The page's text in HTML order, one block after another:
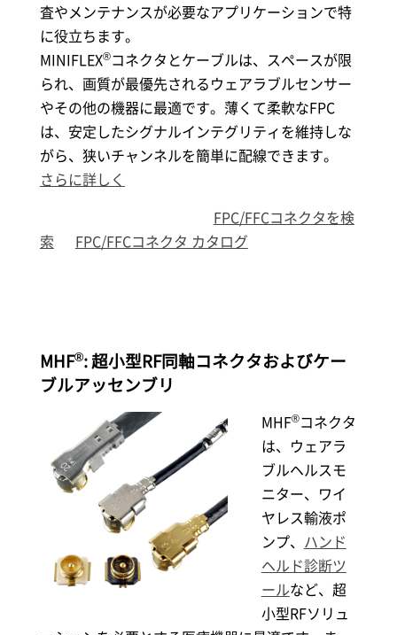
査やメンテナンスが必要なアプリケーションで特
に役立ちます。
MINIFLEX®コネクタとケーブルは、スペースが限
られ、画質が最優先されるウェアラブルセンサー
やその他の機器に最適です。薄くて柔軟なFPC
は、安定したシグナルインテグリティを維持しな
がら、狭いチャンネルを簡単に配線できます。
さらに詳しく
FPC/FFCコネクタを検
索
FPC/FFCコネクタ カタログ
MHF®: 超小型RF同軸コネクタおよびケー
ブルアッセンブリ
MHF®コネクタ
は、ウェアラ
ブルヘルスモ
ニター、ワイ
ヤレス輸液ポ
ンプ、 ハンド
ヘルド診断ツ
ールなど、超
小型RFソリュ